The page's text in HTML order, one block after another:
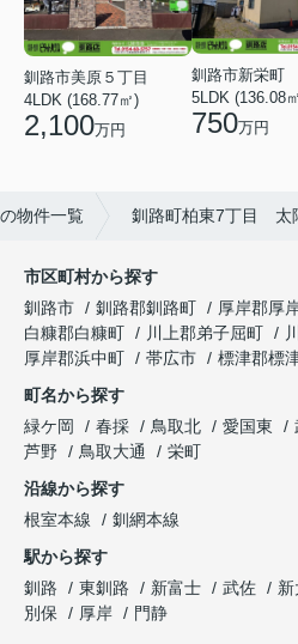
釧路市美原５丁目
4LDK (168.77㎡)
2,100万円
釧路市新栄町
5LDK (136.08
750万円
物件一覧 釧路町柏東7丁目 太
市区町村から探す
釧路市
釧路郡釧路町 厚岸郡厚
白糠郡白糠町
川上郡弟子屈町
厚岸郡浜中町
帯広市
標津郡標
町名から探す
緑ケ岡
春採 鳥取北 愛国東
芦野
鳥取大通
栄町
沿線から探す
根室本線
釧網本線
駅から探す
釧路
東釧路 新富士 武佐
別保
厚岸 門静